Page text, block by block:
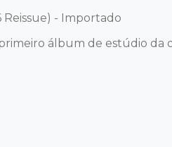
Reissue) - Importado
álbum de estúdio